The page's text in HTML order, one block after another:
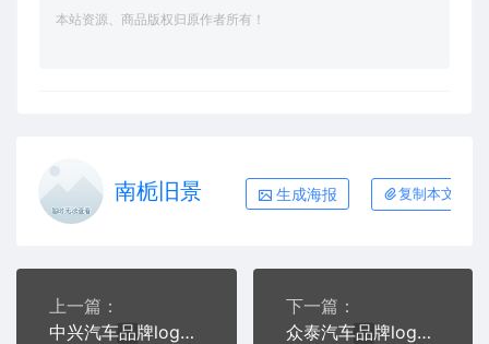
本站资源、商品版权归原作者所有！
南栀旧景 生成海报 复制本文链接
上一篇：
中兴汽车品牌logo交通PLC格式激光打标文件通用矢量图
下一篇：
众泰汽车品牌logo交通PLC格式激光打标文件通用矢量图